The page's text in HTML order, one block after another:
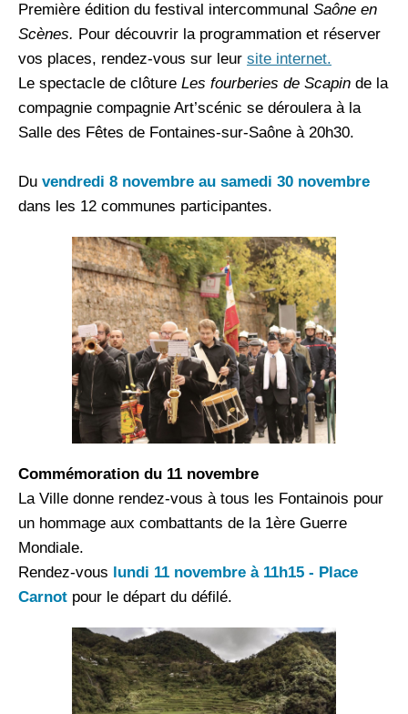
Première édition du festival intercommunal Saône en
Scènes. Pour découvrir la programmation et réserver
vos places, rendez-vous sur leur site internet.
Le spectacle de clôture Les fourberies de Scapin de la
compagnie compagnie Art’scénic se déroulera à la
Salle des Fêtes de Fontaines-sur-Saône à 20h30.
Du vendredi 8 novembre au samedi 30 novembre
dans les 12 communes participantes.
Commémoration du 11 novembre
La Ville donne rendez-vous à tous les Fontainois pour
un hommage aux combattants de la 1ère Guerre
Mondiale.
Rendez-vous lundi 11 novembre à 11h15 - Place
Carnot pour le départ du défilé.